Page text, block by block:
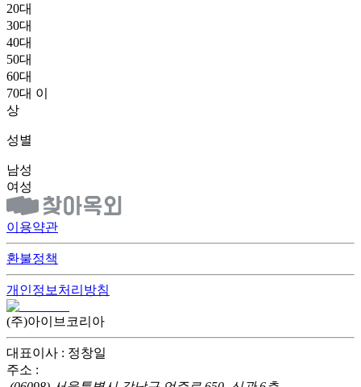
20대
30대
40대
50대
60대
70대 이
상
성별
남성
여성
이용약관
환불정책
개인정보처리방침
(주)아이브코리아
대표이사 : 정창일
주소 :